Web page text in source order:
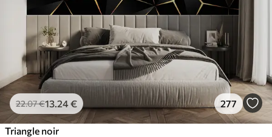
22.07€13.24€ 277
Triangle noir